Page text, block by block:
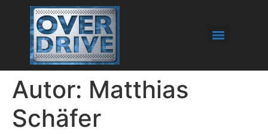
Autor: Matthias
Schäfer